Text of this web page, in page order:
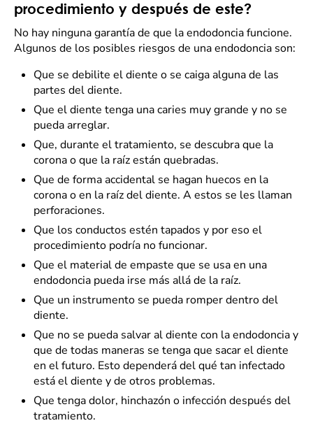
procedimiento y después de este?
No hay ninguna garantía de que la endodoncia funcione.
Algunos de los posibles riesgos de una endodoncia son:
Que se debilite el diente o se caiga alguna de las
partes del diente.
Que el diente tenga una caries muy grande y no se
pueda arreglar.
Que, durante el tratamiento, se descubra que la
corona o que la raíz están quebradas.
Que de forma accidental se hagan huecos en la
corona o en la raíz del diente. A estos se les llaman
perforaciones.
Que los conductos estén tapados y por eso el
procedimiento podría no funcionar.
Que el material de empaste que se usa en una
endodoncia pueda irse más allá de la raíz.
Que un instrumento se pueda romper dentro del
diente.
Que no se pueda salvar al diente con la endodoncia y
que de todas maneras se tenga que sacar el diente
en el futuro. Esto dependerá del qué tan infectado
está el diente y de otros problemas.
Que tenga dolor, hinchazón o infección después del
tratamiento.